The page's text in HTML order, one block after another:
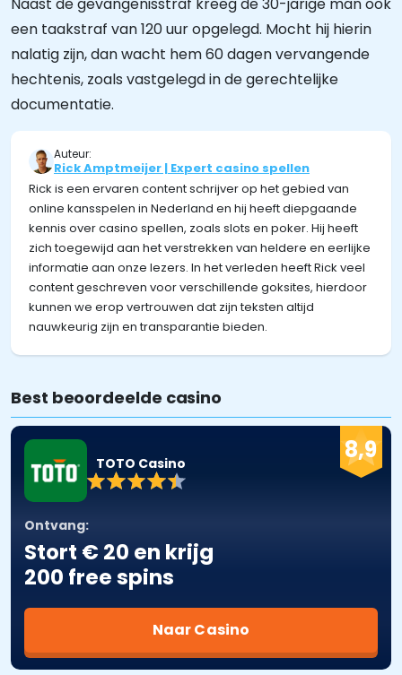
een taakstraf van 120 uur opgelegd. Mocht hij hierin
nalatig zijn, dan wacht hem 60 dagen vervangende
hechtenis, zoals vastgelegd in de gerechtelijke
documentatie.
Auteur:
Rick Amptmeijer | Expert casino spellen
Rick is een ervaren content schrijver op het gebied van
online kansspelen in Nederland en hij heeft diepgaande
kennis over casino spellen, zoals slots en poker. Hij heeft
zich toegewijd aan het verstrekken van heldere en eerlijke
informatie aan onze lezers. In het verleden heeft Rick veel
content geschreven voor verschillende goksites, hierdoor
kunnen we erop vertrouwen dat zijn teksten altijd
nauwkeurig zijn en transparantie bieden.
Best beoordeelde casino
8,9
TOTO Casino
Ontvang:
Stort € 20 en krijg
200 free spins
Naar Casino